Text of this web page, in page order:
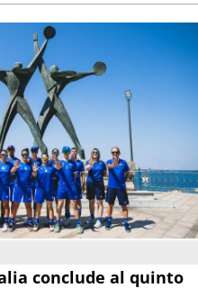
conclude al quinto